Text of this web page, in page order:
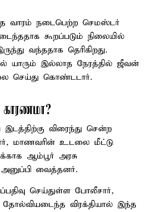
வாரம் நடைபெற்ற செமஸ்டர்
கூறப்படும் நிலையில்
வந்ததாக தெரிகிறது.
யாரும் இல்லாத நேரத்தில் ஜீவன்
செய்து கொண்டடார்.
விரைந்து சென்ற
மாணவரின் உடலை மீட்டு
ஆம்பூர் அரசு
வைத்தனர்.
செய்துள்ள போலீசார்,
விரக்தியால் இந்த